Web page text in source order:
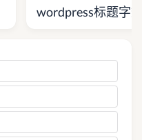
wordpress标题字